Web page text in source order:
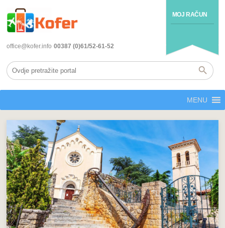
MOJ RAČUN
office@kofer.info 00387 (0)61/52-61-52
MENU